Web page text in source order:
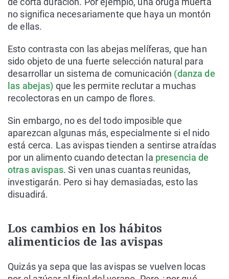
no significa necesariamente que haya un montón
de ellas.
Esto contrasta con las abejas melíferas, que han
sido objeto de una fuerte selección natural para
desarrollar un sistema de comunicación (danza de
las abejas) que les permite reclutar a muchas
recolectoras en un campo de flores.
Sin embargo, no es del todo imposible que
aparezcan algunas más, especialmente si el nido
está cerca. Las avispas tienden a sentirse atraídas
por un alimento cuando detectan la presencia de
otras avispas. Si ven unas cuantas reunidas,
investigarán. Pero si hay demasiadas, esto las
disuadirá.
Los cambios en los hábitos
alimenticios de las avispas
Quizás ya sepa que las avispas se vuelven locas